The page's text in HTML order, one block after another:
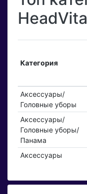
HeadVita
Категория
Аксессуары/
Головные уборы
Аксессуары/
Головные уборы/
Панама
Аксессуары